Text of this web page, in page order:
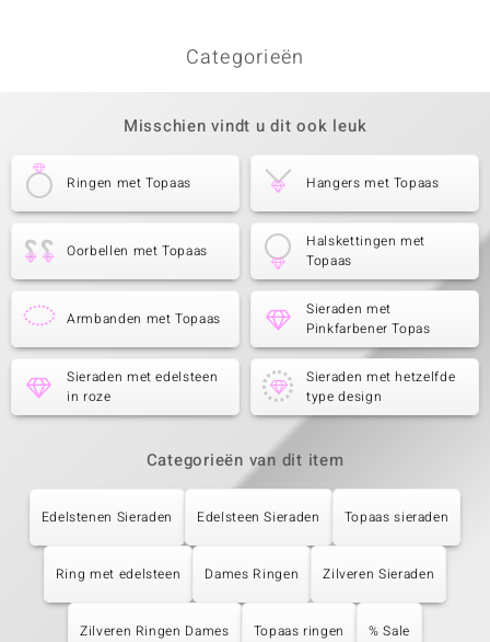
Categorieën
Misschien vindt u dit ook leuk
Ringen met Topaas Hangers met Topaas
Oorbellen met Topaas
Halskettingen met
Topaas
Armbanden met Topaas
Sieraden met
Pinkfarbener Topas
Sieraden met edelsteen
in roze
Sieraden met hetzelfde
type design
Categorieën van dit item
Edelstenen Sieraden Edelsteen Sieraden Topaas sieraden
Ring met edelsteen Dames Ringen Zilveren Sieraden
Zilveren Ringen Dames Topaas ringen % Sale